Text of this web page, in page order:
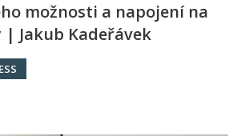
možnosti a napojení na
Jakub Kadeřávek